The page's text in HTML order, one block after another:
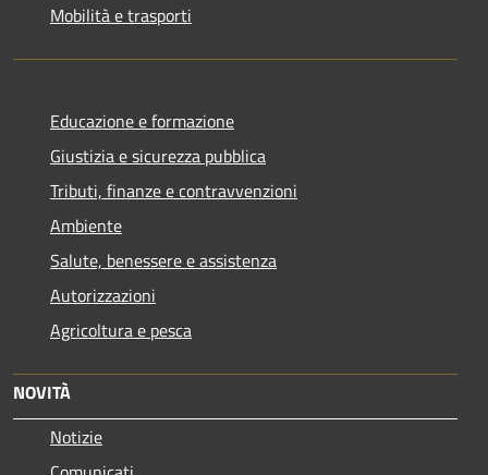
Mobilità e trasporti
Educazione e formazione
Giustizia e sicurezza pubblica
Tributi, finanze e contravvenzioni
Ambiente
Salute, benessere e assistenza
Autorizzazioni
Agricoltura e pesca
NOVITÀ
Notizie